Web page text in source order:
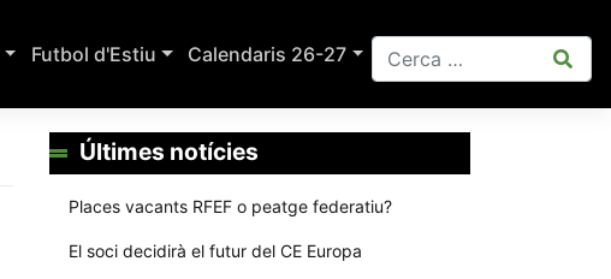
Futbol d'Estiu Calendaris 26-27
Últimes notícies
Places vacants RFEF o peatge federatiu?
El soci decidirà el futur del CE Europa